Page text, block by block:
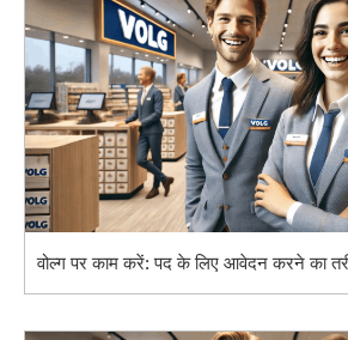
वोल्ग पर काम करें: पद के लिए आवेदन करने का